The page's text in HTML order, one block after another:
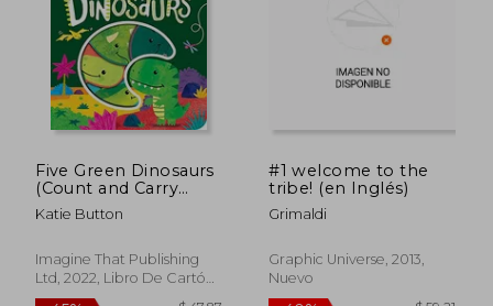
40%
dcto. $ 42.31
45%
dcto.
Five Green Dinosaurs
(Count and Carry
Board Books) (en
Inglés)
Katie Button
Imagine That Publishing
Ltd, 2022, Libro De Cartón,
Nuevo
#1 welcome to the
tribe! (en Inglés)
Grimaldi
Graphic Universe, 2013,
Nuevo